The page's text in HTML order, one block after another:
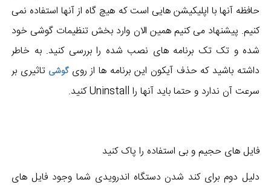
حافظه آنها با اپلیکیشن هایی است که هیچ گاه از آنها استفاده نمی
کنیم. پیشنهاد می کنیم همین الان وارد بخش تنظیمات گوشی خود
شده و تک تک برنامه های نصب شده را بررسی کنید. به خاطر
داشته باشید که حذف آیکون این برنامه ها از رویگوشیتاثیری بر
سرعت آن ندارد و حتما باید آنها را Uninstall کنید.
فایل های حجیم و بی استفاده را پاک کنید
دلیل دوم برای کند شدن دستگاه اندرویدی شما وجود فایل های